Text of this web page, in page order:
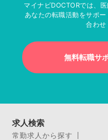
マイナビDOCTORでは、
あなたの転職活動をサポ
合わせ
無料転職サ
求人検索
常勤求人から探す